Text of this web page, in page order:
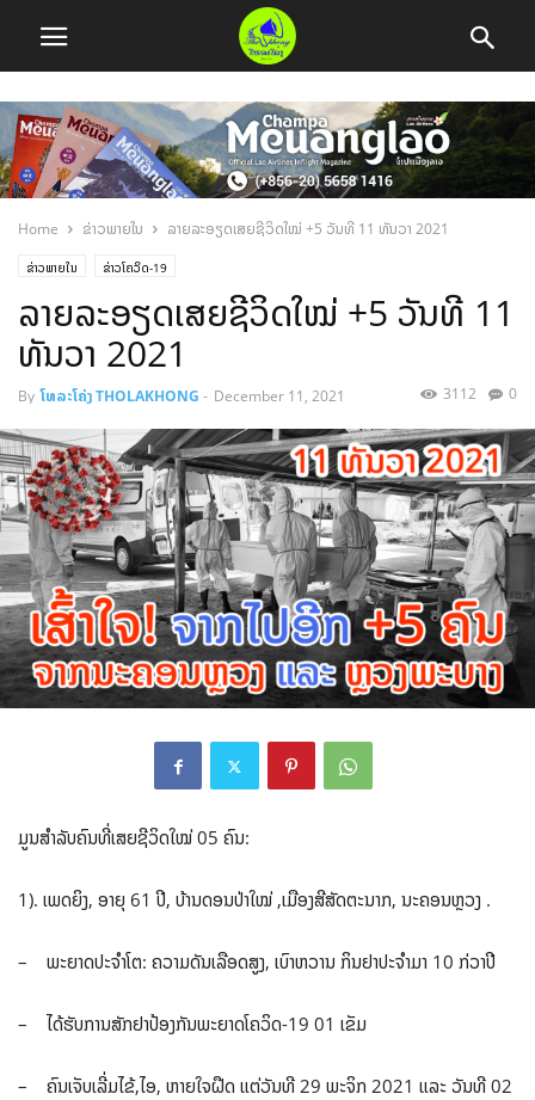
Home ຂ່າວພາຍໃນ ລາຍລະອຽດເສຍຊີວິດໃໝ່ +5 ວັນທີ 11 ທັນວາ 2021
ຂ່າວພາຍໃນ ຂ່າວໂຄວິດ-19
ລາຍລະອຽດເສຍຊີວິດໃໝ່ +5 ວັນທີ 11
ທັນວາ 2021
By ໂທລະໂຄ່ງ THOLAKHONG - December 11, 2021 0
3112
ມູນສຳລັບຄົນທີ່ເສຍຊີວິດໃໝ່ 05 ຄົນ:
1). ເພດຍິງ, ອາຍຸ 61 ປີ, ບ້ານດອນປ່າໃໝ່ ,ເມືອງສີສັດຕະນາກ, ນະຄອນຫຼວງ .
– ພະຍາດປະຈຳໂຕ: ຄວາມດັນເລືອດສູງ, ເບົາຫວານ ກິນຢາປະຈຳມາ 10 ກ່ວາປີ
– ໄດ້ຮັບການສັກຢາປ້ອງກັນພະຍາດໂຄວິດ-19 01 ເຂັມ
– ຄົນເຈັບເລີ່ມໄຂ້,ໄອ, ຫາຍໃຈຝືດ ແຕ່ວັນທີ 29 ພະຈິກ 2021 ແລະ ວັນທີ 02